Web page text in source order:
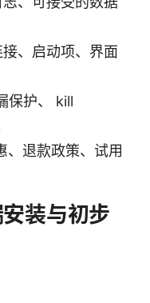
、启动项、界面
保护、 kill
、退款政策、试用
装与初步